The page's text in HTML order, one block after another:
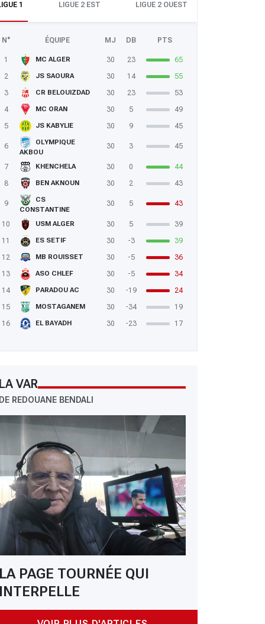
1 LIGUE 2 EST LIGUE 2 OUEST
N° ÉQUIPE MJ DB PTS
1 MC ALGER 30 23
65
2
JS SAOURA 30 14
55
3
CR BELOUIZDAD 30 23
53
4
MC ORAN 30 5
49
5
JS KABYLIE 30 9 45
6
OLYMPIQUE
AKBOU
30 3 45
7 KHENCHELA 30 0
44
8
BEN AKNOUN 30 2 43
9
CS
CONSTANTINE
30 5 43
10 USM ALGER 30 5
39
11
ES SETIF 30 -3
39
12
MB ROUISSET 30 -5
36
13
ASO CHLEF 30 -5
34
14
PARADOU AC 30 -19
24
15
MOSTAGANEM 30 -34
19
16
EL BAYADH 30 -23 17
VAR
REDOUANE BENDALI
PAGE TOURNÉE QUI
: «La JSS fera taire les mauvaises langues»